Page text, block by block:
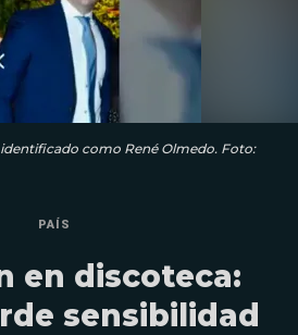
como René Olmedo. Foto:
PAÍS
en discoteca:
sensibilidad